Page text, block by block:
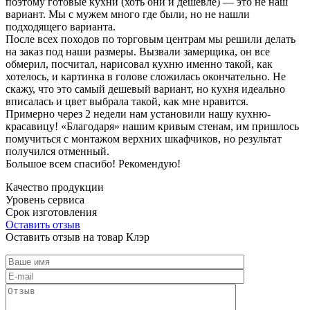
вариант. Мы с мужем много где были, но не нашли
подходящего варианта.
После всех походов по торговым центрам мы решили делать
на заказ под наши размеры. Вызвали замерщика, он все
обмерил, посчитал, нарисовал кухню именно такой, как
хотелось, и картинка в голове сложилась окончательно. Не
скажу, что это самый дешевый вариант, но кухня идеально
вписалась и цвет выбрала такой, как мне нравится.
Примерно через 2 недели нам установили нашу кухню-
красавицу! «Благодаря» нашим кривым стенам, им пришлось
помучиться с монтажом верхних шкафчиков, но результат
получился отменный.
Большое всем спасибо! Рекомендую!
Качество продукции
Уровень сервиса
Срок изготовления
Оставить отзыв
Оставить отзыв на товар Клэр